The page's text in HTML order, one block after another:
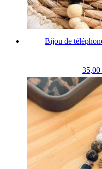
Bijou de
35,00